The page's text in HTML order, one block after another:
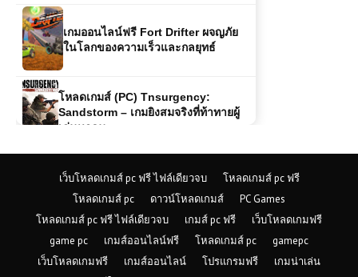
โหลดเกมส์ (PC) Tnsurgency:
Sandstorm – เกมยิงสมจริงที่ท้าทายผู้
เล่นทุกคน
แข่งรถความเร็วสูง สนุกเร้าใจทุกสนาม
เกมส์ออนไลน์ฟรี Mob City เมืองแห่ง
อาชญากรรมในเงามืดของ
เว็บโหลดเกมส์ pc ฟรี ไฟล์เดียวจบ
โหลดเกมส์ pc ฟรี
โหลดเกมส์ pc
ดาวน์โหลดเกมส์
PC Games
โหลดเกมส์ pc ฟรี ไฟล์เดียวจบ
เกมส์ pc ฟรี
เว็บโหลดเกมฟรี
game pc
เกมส์ออนไลน์ฟรี โหลดเกมส์ pc
gamepc
เว็บโหลดเกมฟรี
เกมส์ออนไลน์ โปรแกรมฟรี
เกมน่าเล่น